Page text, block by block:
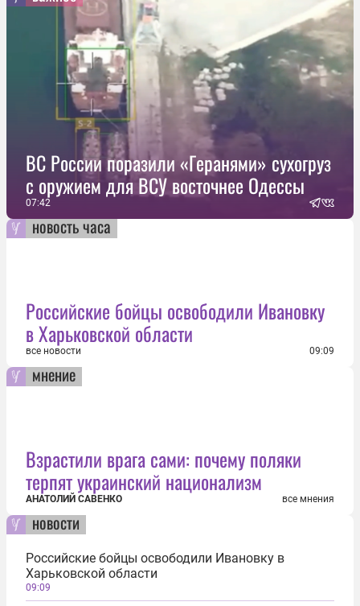
ВС России поразили «Геранями» сухогруз
с оружием для ВСУ восточнее Одессы
07:42
новость часа
Российские бойцы освободили Ивановку
в Харьковской области
все новости 09:09
мнение
Взрастили врага сами: почему поляки
терпят украинский национализм
АНАТОЛИЙ САВЕНКО все мнения
новости
Российские бойцы освободили Ивановку в
Харьковской области
09:09